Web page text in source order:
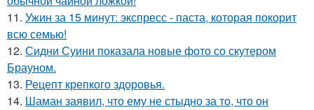
11. Ужин за 15 минут: экспресс - паста, которая покорит
всю семью!
12. Сидни Суини показала новые фото со скутером
Брауном.
13. Рецепт крепкого здоровья.
14. Шаман заявил, что ему не стыдно за то, что он